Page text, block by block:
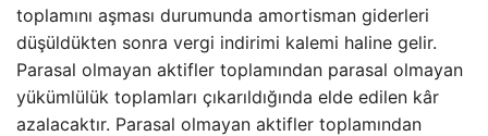
toplamını aşması durumunda amortisman giderleri
düşüldükten sonra vergi indirimi kalemi haline gelir.
Parasal olmayan aktifler toplamından parasal olmayan
yükümlülük toplamları çıkarıldığında elde edilen kâr
azalacaktır. Parasal olmayan aktifler toplamından